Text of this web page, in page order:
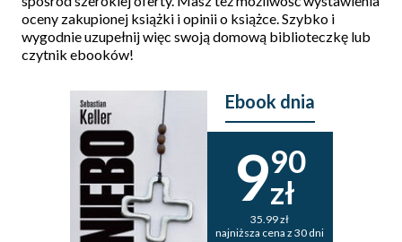
oceny zakupionej książki i opinii o książce. Szybko i
wygodnie uzupełnij więc swoją domową biblioteczkę lub
czytnik ebooków!
Ebook dnia
990
zł
35.99 zł
najniższa cena z 30 dni